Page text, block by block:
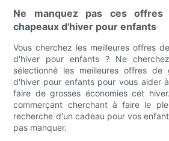
Ne manquez pas ces
chapeaux d'hiver pour enfants
Vous cherchez les meilleures offres
d'hiver pour enfants ? Ne
sélectionné les meilleures offres
d'hiver pour enfants pour vous aider
faire de grosses économies cet
commerçant cherchant à faire le
recherche d'un cadeau pour vos
pas manquer.